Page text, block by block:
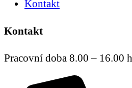
Kontakt
Kontakt
Pracovní doba 8.00 – 16.00 h